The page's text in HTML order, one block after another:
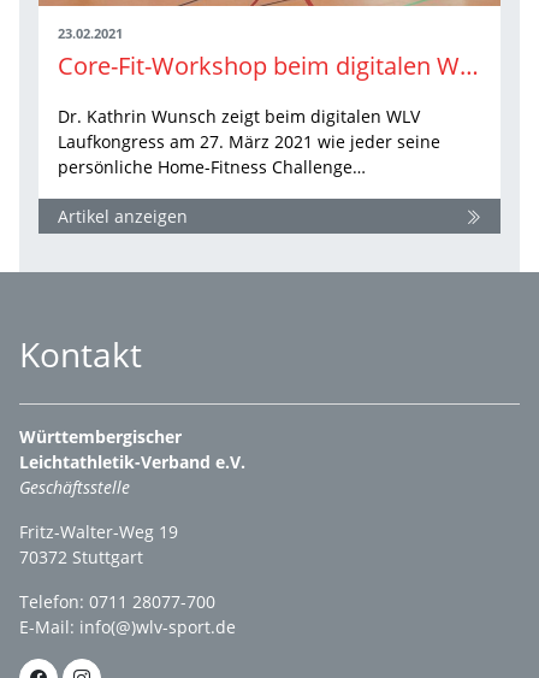
23.02.2021
Core-Fit-Workshop beim digitalen WLV Laufkongress 2021
Dr. Kathrin Wunsch zeigt beim digitalen WLV
Laufkongress am 27. März 2021 wie jeder seine
persönliche Home-Fitness Challenge…
Artikel anzeigen
Kontakt
Württembergischer
Leichtathletik-Verband e.V.
Geschäftsstelle
Fritz-Walter-Weg 19
70372 Stuttgart
Telefon: 0711 28077-700
E-Mail: info(@)wlv-sport.de